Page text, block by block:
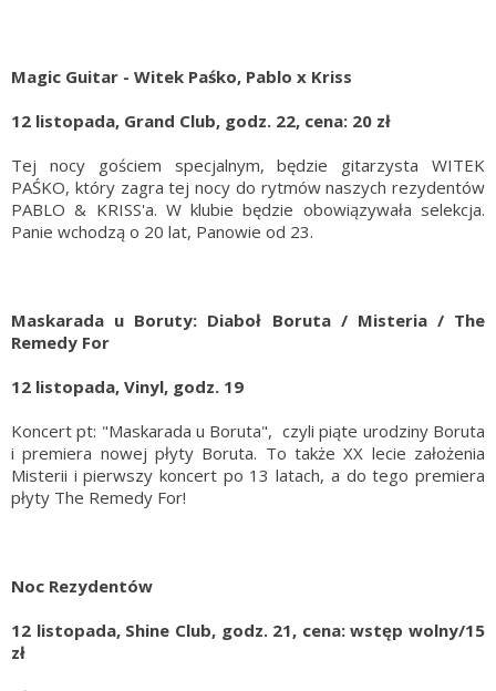
Magic Guitar - Witek Paśko, Pablo x Kriss
12 listopada, Grand Club, godz. 22, cena: 20 zł
Tej nocy gościem specjalnym, będzie gitarzysta WITEK
PAŚKO, który zagra tej nocy do rytmów naszych rezydentów
PABLO & KRISS'a. W klubie będzie obowiązywała selekcja.
Panie wchodzą o 20 lat, Panowie od 23.
Maskarada u Boruty: Diaboł Boruta / Misteria / The
Remedy For
12 listopada, Vinyl, godz. 19
Koncert pt: "Maskarada u Boruta", czyli piąte urodziny Boruta
i premiera nowej płyty Boruta. To także XX lecie założenia
Misterii i pierwszy koncert po 13 latach, a do tego premiera
płyty The Remedy For!
Noc Rezydentów
12 listopada, Shine Club, godz. 21, cena: wstęp wolny/15
zł